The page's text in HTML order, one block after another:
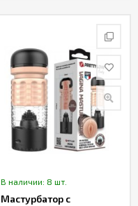
В наличии: 8 шт.
Мастурбатор с